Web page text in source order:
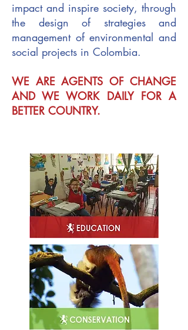
impact and inspire society, through
the design of strategies and
management of environmental and
social projects in Colombia.
WE ARE AGENTS OF CHANGE
AND WE WORK DAILY FOR A
BETTER COUNTRY.